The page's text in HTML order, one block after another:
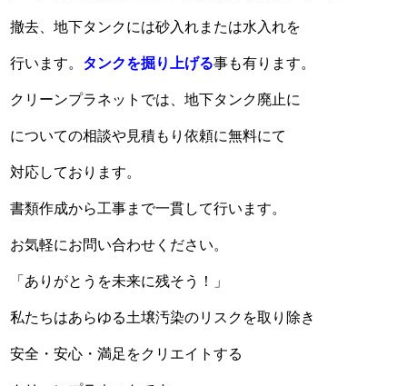
撤去、地下タンクには砂入れまたは水入れを
行います。 タンクを掘り上げる事も有ります。
クリーンプラネットでは、地下タンク廃止に
についての相談や見積もり依頼に無料にて
対応しております。
書類作成から工事まで一貫して行います。
お気軽にお問い合わせください。
「ありがとうを未来に残そう！」
私たちはあらゆる土壌汚染のリスクを取り除き
安全・安心・満足をクリエイトする